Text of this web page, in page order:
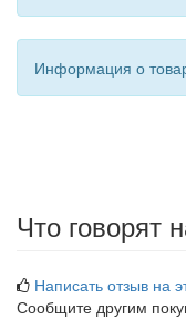
Информация о
Что говорят
Написать отзыв на
Сообщите другим